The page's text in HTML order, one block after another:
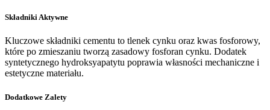
Składniki Aktywne
Kluczowe składniki cementu to tlenek cynku oraz kwas fosforowy,
które po zmieszaniu tworzą zasadowy fosforan cynku. Dodatek
syntetycznego hydroksyapatytu poprawia własności mechaniczne i
estetyczne materiału.
Dodatkowe Zalety